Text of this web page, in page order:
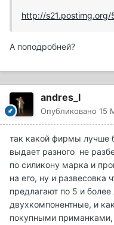
http://
А поподробней?
andres_l
Опубликовано 15
так какой фирмы лучше
выдает разного не
по силикону марка и
на его, ну и развесовка
предлагают по 5 и
двухкомпонентные, и
покупными